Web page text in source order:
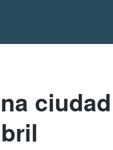
ciudad